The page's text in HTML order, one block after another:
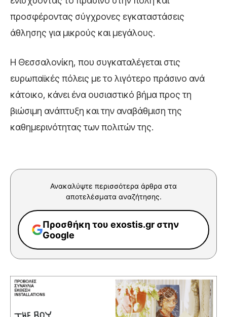
προσφέροντας σύγχρονες εγκαταστάσεις
άθλησης για μικρούς και μεγάλους.
Η Θεσσαλονίκη, που συγκαταλέγεται στις
ευρωπαϊκές πόλεις με το λιγότερο πράσινο ανά
κάτοικο, κάνει ένα ουσιαστικό βήμα προς τη
βιώσιμη ανάπτυξη και την αναβάθμιση της
καθημερινότητας των πολιτών της.
Ανακαλύψτε περισσότερα άρθρα στα
αποτελέσματα αναζήτησης.
Προσθήκη του exostis.gr στην
Google